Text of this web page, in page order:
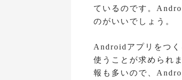
ているのです。
のがいいでしょう。
Androidアプリをつ
使うことが求められ
報も多いので、